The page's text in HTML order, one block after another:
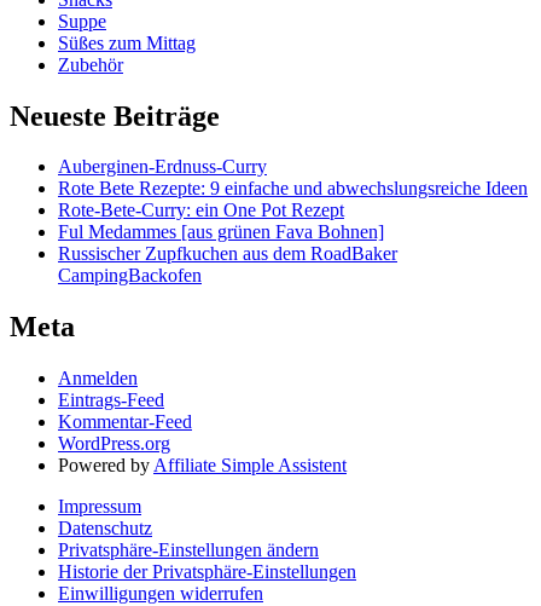
Suppe
Süßes zum Mittag
Zubehör
Neueste Beiträge
Auberginen-Erdnuss-Curry
Rote Bete Rezepte: 9 einfache und abwechslungsreiche Ideen
Rote-Bete-Curry: ein One Pot Rezept
Ful Medammes [aus grünen Fava Bohnen]
Russischer Zupfkuchen aus dem RoadBaker
CampingBackofen
Meta
Anmelden
Eintrags-Feed
Kommentar-Feed
WordPress.org
Powered by Affiliate Simple Assistent
Impressum
Datenschutz
Privatsphäre-Einstellungen ändern
Historie der Privatsphäre-Einstellungen
Einwilligungen widerrufen